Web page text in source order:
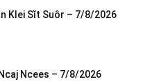
Klei Sĭt Suôr – 7/8/2026
Ncees – 7/8/2026